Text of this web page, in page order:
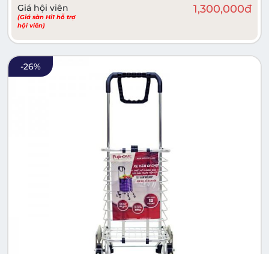
Giá hội viên
(Giá sàn Hi1 hỗ trợ
hội viên)
1,300,000đ
-26%